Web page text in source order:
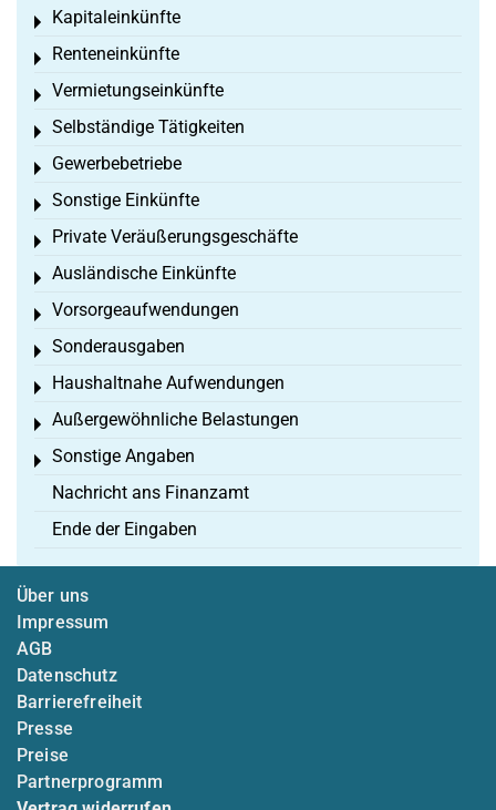
Kapitaleinkünfte
Toggle menu
Renteneinkünfte
Toggle menu
Vermietungseinkünfte
Toggle menu
Selbständige Tätigkeiten
Toggle menu
Gewerbebetriebe
Toggle menu
Sonstige Einkünfte
Toggle menu
Private Veräußerungsgeschäfte
Toggle menu
Ausländische Einkünfte
Toggle menu
Vorsorgeaufwendungen
Toggle menu
Sonderausgaben
Toggle menu
Haushaltnahe Aufwendungen
Toggle menu
Außergewöhnliche Belastungen
Toggle menu
Sonstige Angaben
Toggle menu
Nachricht ans Finanzamt
Ende der Eingaben
Über uns
Impressum
AGB
Datenschutz
Barrierefreiheit
Presse
Preise
Partnerprogramm